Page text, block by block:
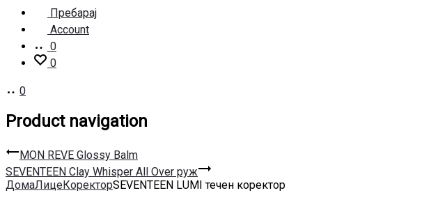
Пребарај
Account
0
0
0
Product navigation
MON REVE Glossy Balm
SEVENTEEN Clay Whisper All Over руж
ДомаЛицеКоректорSEVENTEEN LUMI течен коректор